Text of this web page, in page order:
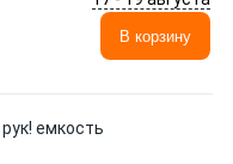
В корзину
емкость